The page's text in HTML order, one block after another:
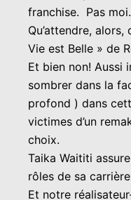
franchise. Pas
Qu’attendre,
Vie est Belle » de
Et bien non! Aussi
sombrer dans la
profond ) dans
victimes d’un
choix.
Taika Waititi
rôles de sa
Et notre